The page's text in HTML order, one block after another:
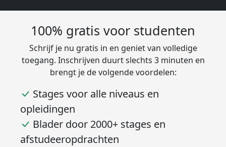
100% gratis voor studenten
Schrijf je nu gratis in en geniet van volledige
toegang. Inschrijven duurt slechts 3 minuten en
brengt je de volgende voordelen:
Stages voor alle niveaus en
opleidingen
Blader door 2000+ stages en
afstudeeropdrachten